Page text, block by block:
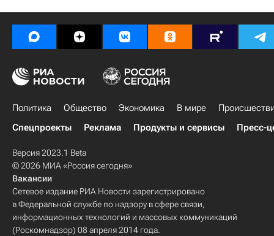
Политика Общество Экономика В мире
Спецпроекты
Реклама Продукты и сервисы Пресс-
Версия 2023.1 Beta
© 2026 МИА «Россия сегодня»
Вакансии
Сетевое издание РИА Новости зарегистрировано
в Федеральной службе по надзору в сфере связи,
информационных технологий и массовых коммуникаций
(Роскомнадзор) 08 апреля 2014 года.